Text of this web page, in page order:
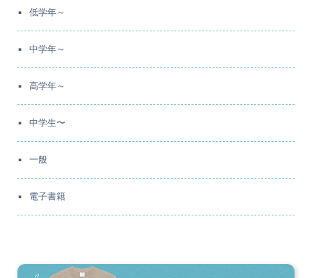
低学年～
中学年～
高学年～
中学生〜
一般
電子書籍